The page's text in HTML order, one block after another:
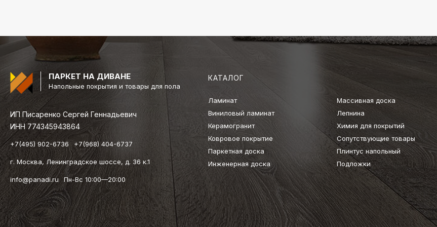
ПАРКЕТ НА ДИВАНЕ
Напольные покрытия и товары для пола
ИП Писаренко Сергей Геннадьевич
ИНН 774345943864
+7(495) 902-6736 +7(968) 404-6737
г. Москва, Ленинградское шоссе, д. 36 к.1
info@panadi.ru Пн-Вс 10:00—20:00
КАТАЛОГ
Ламинат
Виниловый ламинат
Керамогранит
Ковровое покрытие
Паркетная доска
Инженерная доска
Массивная доска
Лепнина
Химия для покрытий
Сопутствующие товары
Плинтус напольный
Подложки